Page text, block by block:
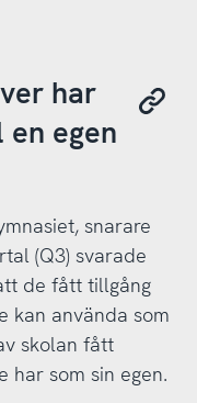
har
egen
snarare
(Q3) svarade
de fått tillgång
kan använda som
skolan fått
som sin egen.